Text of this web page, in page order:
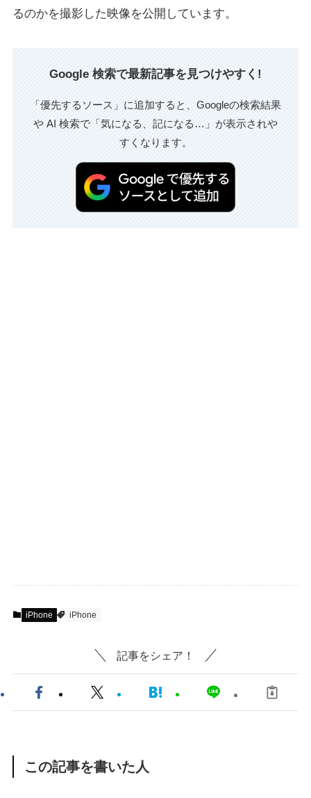
るのかを撮影した映像を公開しています。
Google 検索で最新記事を見つけやすく!
「優先するソース」に追加すると、Googleの検索結果
や AI 検索で「気になる、記になる…」が表示されや
すくなります。
iPhone iPhone
記事をシェア！
この記事を書いた人